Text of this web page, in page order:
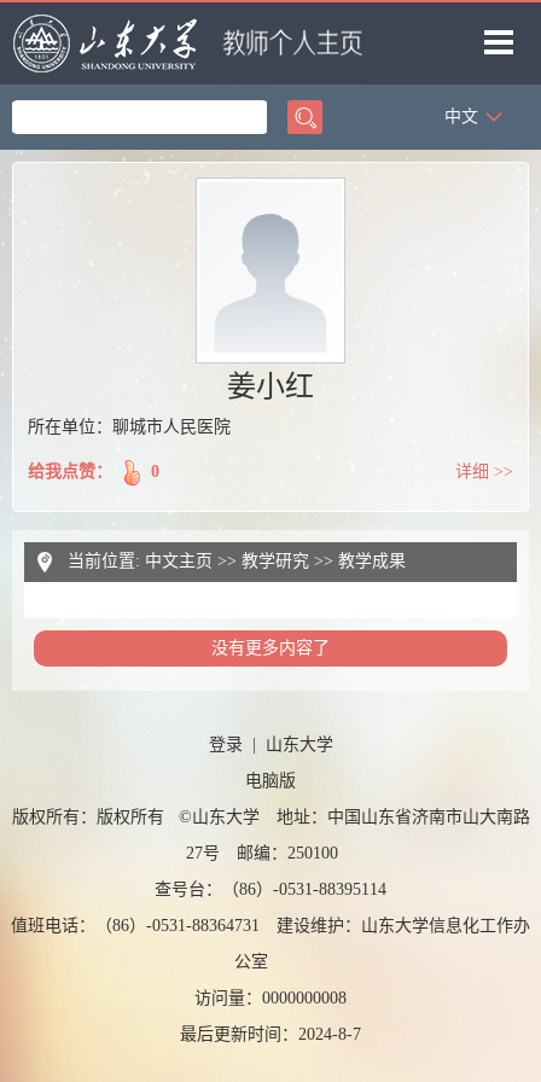
首页
教师博客
中文
姜小红
所在单位：聊城市人民医院
给我点赞： 0 详细 >>
当前位置: 中文主页 >> 教学研究 >> 教学成果
没有更多内容了
登录| 山东大学
电脑版
版权所有：版权所有 ©山东大学 地址：中国山东省济南市山大南路
27号 邮编：250100
查号台：（86）-0531-88395114
值班电话：（86）-0531-88364731 建设维护：山东大学信息化工作办
公室
访问量： 0000000008
最后更新时间： 2024-8-7